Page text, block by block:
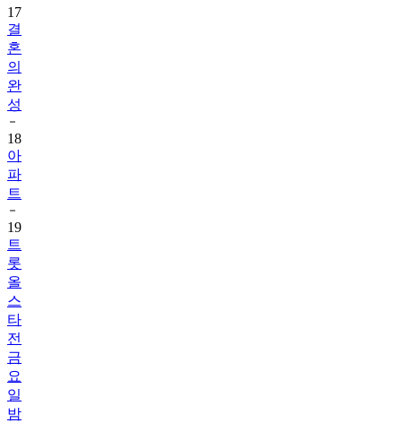
17
결
혼
의
완
성
18
아
파
트
19
트
롯
올
스
타
전
금
요
일
밤